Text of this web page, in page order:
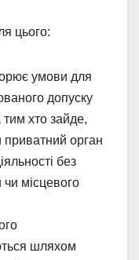
цього:
умови для
допуску
тим хто зайде,
приватний орган
без
місцевого
шляхом